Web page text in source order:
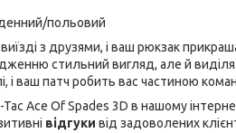
польовий
виїзді з друзями, і ваш рюкзак
стильний вигляд, але й
і ваш патч робить вас частиною
Tac Ace Of Spades 3D в нашому
відгуки від задоволених